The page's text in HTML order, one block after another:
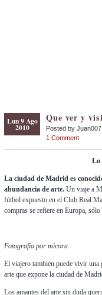
Lun 9 Ago
2010
Que ver y
Posted by
1 Comment
Lo
La ciudad de Madrid es
abundancia de arte. Un viaje a
fútbol expuesto en el Club Real
compras se refiere en Europa,
Fotografía por micora
El viajero también puede vivir una
arte que expone la ciudad de
Los amantes del arte sin duda